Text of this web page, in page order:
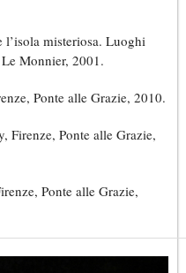
misteriosa. Luoghi
Monnier, 2001.
Ponte alle Grazie, 2010.
Firenze, Ponte alle Grazie,
Ponte alle Grazie,